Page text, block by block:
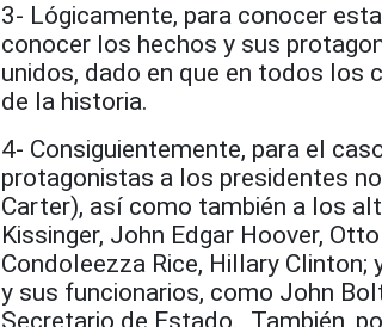
3- Lógicamente, para conocer
conocer los hechos y sus
unidos, dado en que en todos
de la historia.
4- Consiguientemente, para el
protagonistas a los presidentes
Carter), así como también a los
Kissinger, John Edgar Hoover,
Condoleezza Rice, Hillary
y sus funcionarios, como John
Secretario de Estado. También,